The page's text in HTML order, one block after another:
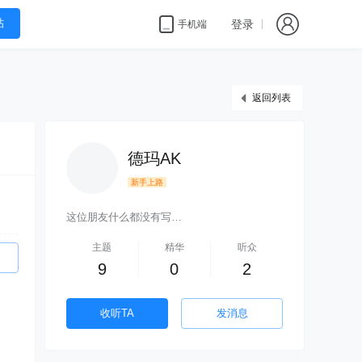
手机端 登录
返回列表
德玛AK
新手上路
这位朋友什么都没有写…
主题
9
精华
0
听众
2
收听TA 发消息